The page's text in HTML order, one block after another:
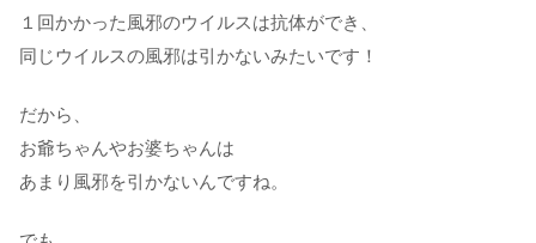
１回かかった風邪のウイルスは抗体ができ、
同じウイルスの風邪は引かないみたいです！
だから、
お爺ちゃんやお婆ちゃんは
あまり風邪を引かないんですね。